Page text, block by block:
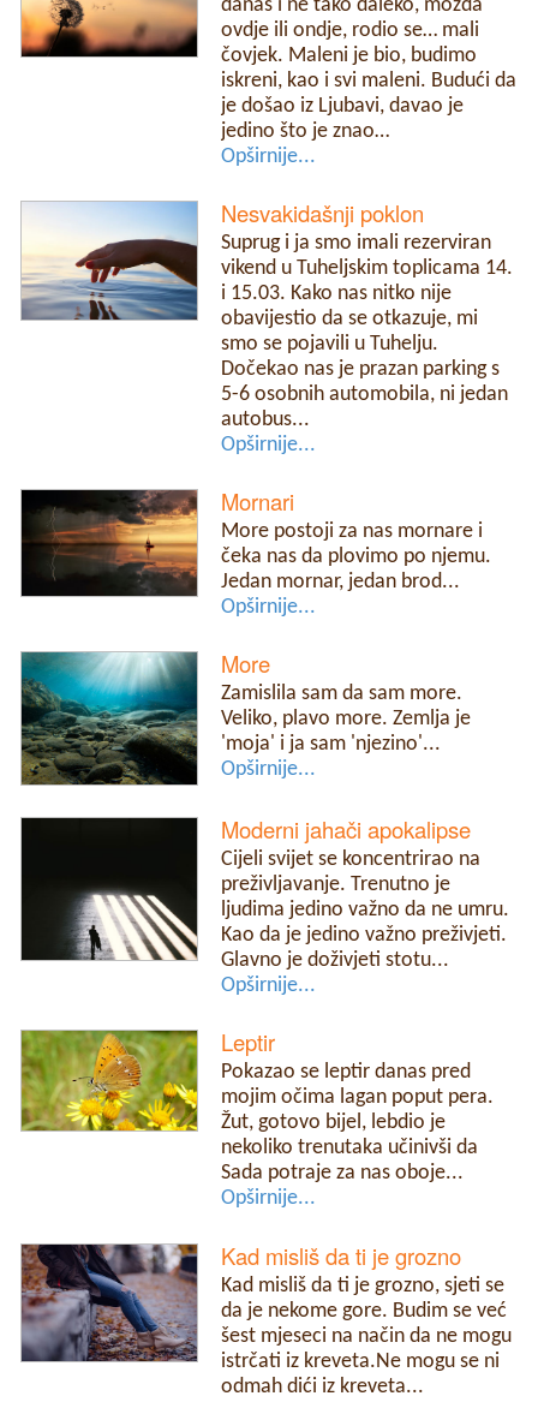
danas i ne tako daleko, možda
ovdje ili ondje, rodio se… mali
čovjek. Maleni je bio, budimo
iskreni, kao i svi maleni. Budući da
je došao iz Ljubavi, davao je
jedino što je znao…
Opširnije...
Nesvakidašnji poklon
Suprug i ja smo imali rezerviran
vikend u Tuheljskim toplicama 14.
i 15.03. Kako nas nitko nije
obavijestio da se otkazuje, mi
smo se pojavili u Tuhelju.
Dočekao nas je prazan parking s
5-6 osobnih automobila, ni jedan
autobus...
Opširnije...
Mornari
More postoji za nas mornare i
čeka nas da plovimo po njemu.
Jedan mornar, jedan brod...
Opširnije...
More
Zamislila sam da sam more.
Veliko, plavo more. Zemlja je
'moja' i ja sam 'njezino'...
Opširnije...
Moderni jahači apokalipse
Cijeli svijet se koncentrirao na
preživljavanje. Trenutno je
ljudima jedino važno da ne umru.
Kao da je jedino važno preživjeti.
Glavno je doživjeti stotu...
Opširnije...
Leptir
Pokazao se leptir danas pred
mojim očima lagan poput pera.
Žut, gotovo bijel, lebdio je
nekoliko trenutaka učinivši da
Sada potraje za nas oboje...
Opširnije...
Kad misliš da ti je grozno
Kad misliš da ti je grozno, sjeti se
da je nekome gore. Budim se već
šest mjeseci na način da ne mogu
istrčati iz kreveta.Ne mogu se ni
odmah dići iz kreveta...